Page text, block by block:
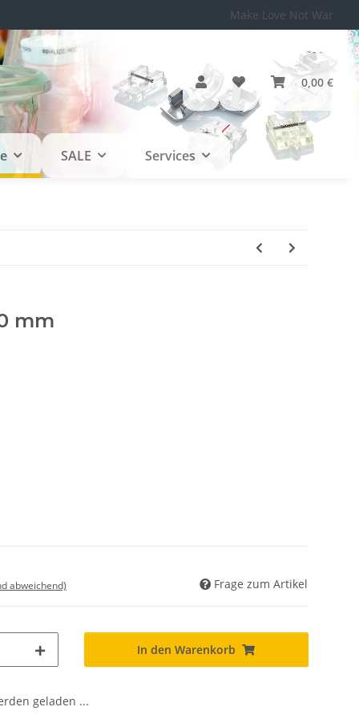
Make Love Not War
0,00 €
SALE Services
mm
abweichend) Frage zum Artikel
In den Warenkorb
geladen ...